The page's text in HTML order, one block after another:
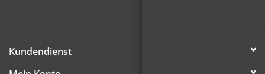
Kundendienst